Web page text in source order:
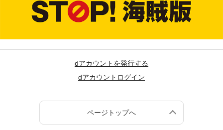
dアカウントを発行する
dアカウントログイン
ページトップへ